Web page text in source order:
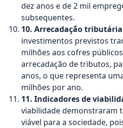
dez anos e de 2 mil
subsequentes.
10. Arrecadação
investimentos previstos
milhões aos cofres
arrecadação de tributos,
anos, o que representa
milhões por ano.
11. Indicadores de
viabilidade demonstraram
viável para a sociedade,